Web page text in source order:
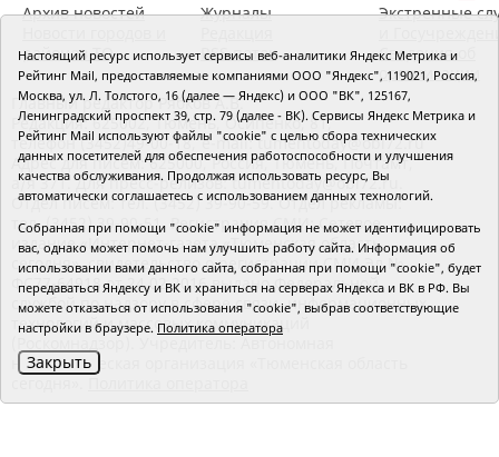
Архив новостей
районов ТО
Журналы
RSS поток
Экстренные
Сведения об
организации
Главный редактор Рябков А.В.
Редакция: 625002, Тюмень, Осипенко, 81,
телефон (3452)49-00-18, e-mail: tumentoday@obl72.ru
Адрес для писем: 625000, Россия, Тюмень, Почтамт,
а/я 371. Для пресс-релизов: tumentoday@obl72.ru.
Отдел писем: тел. (3452) 39-90-59. Отдел рекламы:
тел. (3452) 39-90-51. Регистрация СМИ: Сетевое
издание «Интернет-газета «Тюменская область
сегодня», свидетельство о регистрации СМИ Эл №
ФС77-64918 от 24.02.2016 выдано Федеральной
службой по надзору в сфере связи, информационных
технологий и массовых коммуникаций
(Роскомнадзор). Учредитель: Автономная
некоммерческая организация «Тюменская область
Настоящий ресурс использует сервисы веб-аналитики Яндекс Метрика и
Рейтинг Mail, предоставляемые компаниями ООО "Яндекс", 119021, Россия,
Москва, ул. Л. Толстого, 16 (далее — Яндекс) и ООО "ВК", 125167,
Ленинградский проспект 39, стр. 79 (далее - ВК). Сервисы Яндекс Метрика и
Рейтинг Mail используют файлы "cookie" с целью сбора технических
данных посетителей для обеспечения работоспособности и улучшения
качества обслуживания. Продолжая использовать ресурс, Вы
автоматически соглашаетесь с использованием данных технологий.
Собранная при помощи "cookie" информация не может идентифицировать
вас, однако может помочь нам улучшить работу сайта. Информация об
использовании вами данного сайта, собранная при помощи "cookie", будет
передаваться Яндексу и ВК и храниться на серверах Яндекса и ВК в РФ. Вы
можете отказаться от использования "cookie", выбрав соответствующие
настройки в браузере. Политика оператора
Закрыть